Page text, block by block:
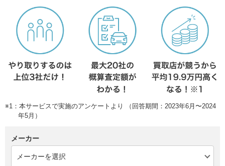
※1：本サービスで実施のアンケートより （回答期間：2023年6月〜2024
年5月）
メーカー